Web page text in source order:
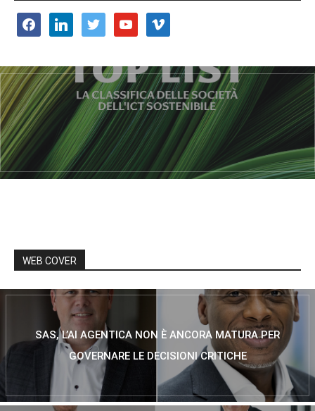
facebooklinkedin twitter youtube vimeo
WEB COVER
SAS, L’AI AGENTICA NON È ANCORA MATURA PER
GOVERNARE LE DECISIONI CRITICHE